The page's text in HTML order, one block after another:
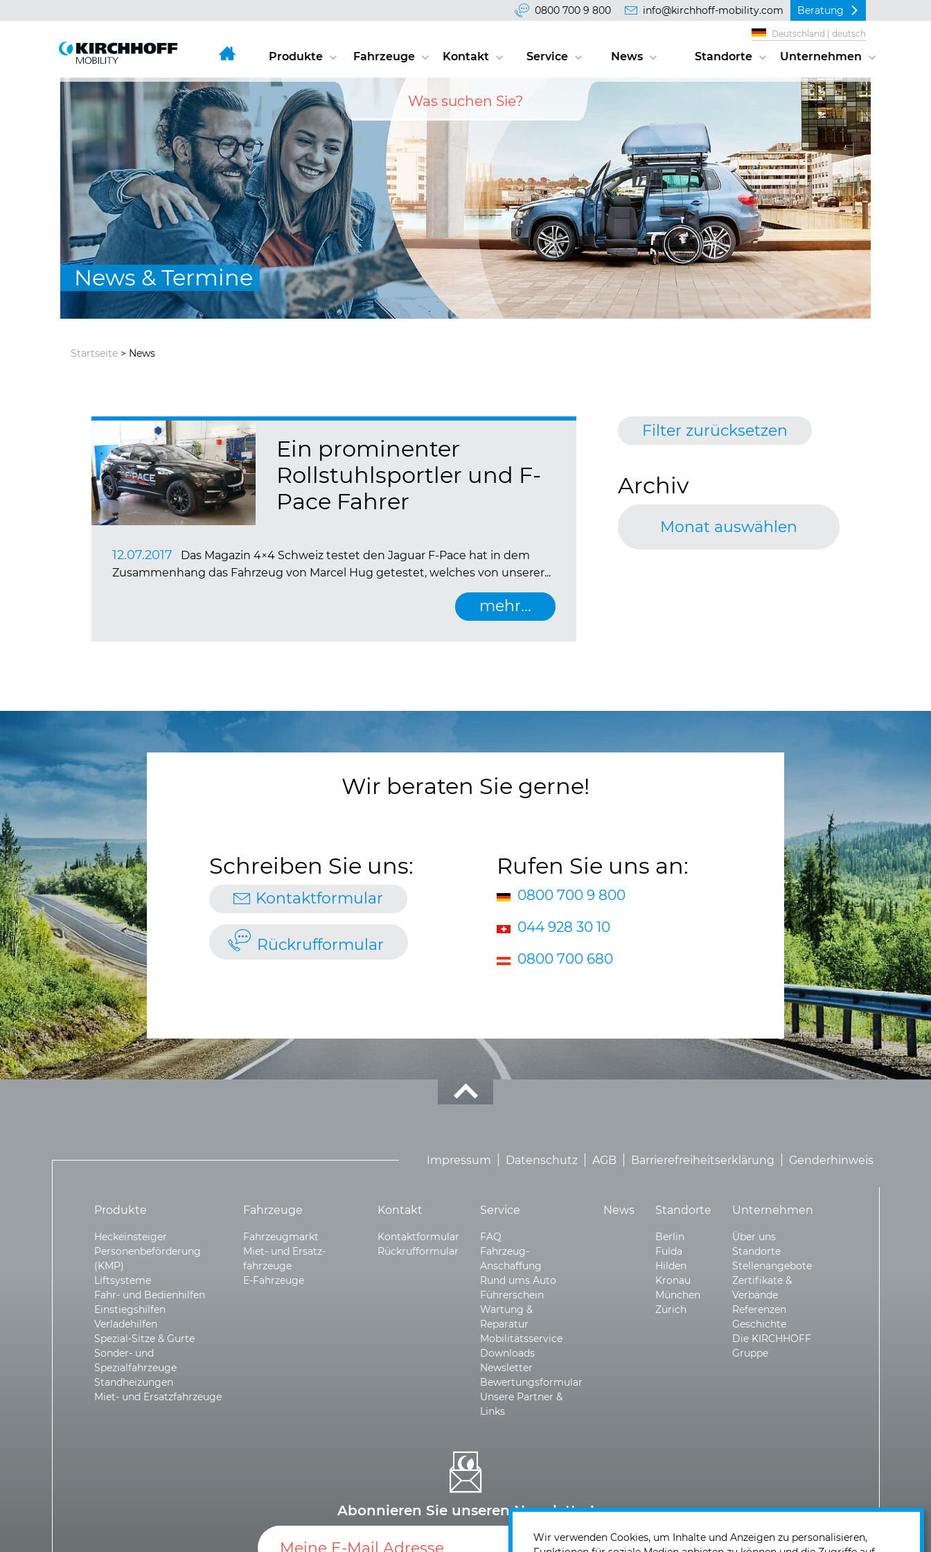
Inhalt
0800 700 9 800 info@kirchhoff-mobility.com Beratung
Produkte Fahrzeuge Kontakt Service News Standorte Unternehmen
Deutschland | deutsch
News & Termine
Startseite > News
Ein prominenter
Rollstuhlsportler und F-
Pace Fahrer
12.07.2017
Das Magazin 4×4 Schweiz testet den Jaguar F-Pace hat in dem
Zusammenhang das Fahrzeug von Marcel Hug getestet, welches von unserer...
mehr...
Filter zurücksetzen
Archiv
Monat auswählen
Wir beraten Sie gerne!
Schreiben Sie uns:
Kontaktformular
Rückrufformular
Rufen Sie uns an:
0800 700 9 800
044 928 30 10
0800 700 680
Impressum Datenschutz AGB Barrierefreiheitserklärung Genderhinweis
Produkte
Heckeinsteiger
Personen­beförderung
(KMP)
Liftsysteme
Fahr- und Bedienhilfen
Einstiegshilfen
Verladehilfen
Spezial-Sitze & Gurte
Sonder- und
Spezialfahrzeuge
Standheizungen
Miet- und Ersatzfahrzeuge
Fahrzeuge
Fahrzeugmarkt
Miet- und Ersatz­
fahrzeuge
E-Fahrzeuge
Kontakt
Kontaktformular
Rückrufformular
Service
FAQ
Fahrzeug-
Anschaffung
Rund ums Auto
Führerschein
Wartung &
Reparatur
Mobilitätsservice
Downloads
Newsletter
Bewertungsformular
Unsere Partner &
Links
News Standorte
Berlin
Fulda
Hilden
Kronau
München
Zürich
Unternehmen
Über uns
Standorte
Stellenangebote
Zertifikate &
Verbände
Referenzen
Geschichte
Die KIRCHHOFF
Gruppe
Abonnieren Sie unseren Newsletter!
Wir verwenden Cookies, um Inhalte und Anzeigen zu personalisieren,